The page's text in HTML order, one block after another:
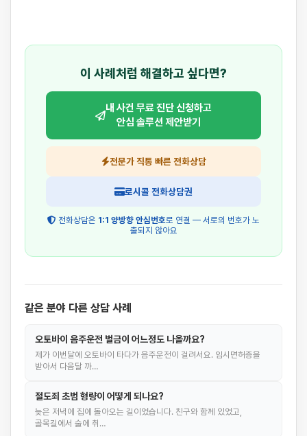
이 사례처럼 해결하고 싶다면?
내 사건 무료 진단 신청하고
안심 솔루션 제안받기
전문가 직통 빠른 전화상담
로시콜 전화상담권
전화상담은 1:1 양방향 안심번호로 연결 — 서로의 번호가 노
출되지 않아요
같은 분야 다른 상담 사례
오토바이 음주운전 벌금이 어느정도 나올까요?
제가 이번달에 오토바이 타다가 음주운전이 걸려서요. 임시면허증을
받아서 다음달 까…
절도죄 초범 형량이 어떻게 되나요?
늦은 저녁에 집에 돌아오는 길이었습니다. 친구와 함께 있었고,
골목길에서 술에 취…